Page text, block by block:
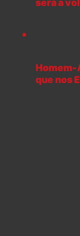
será a
Homem-
que nos